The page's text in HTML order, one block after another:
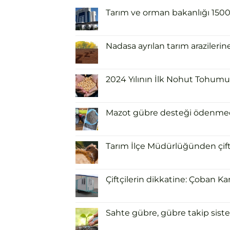
Tarım ve orman bakanlığı
Nadasa ayrılan tarım
2024 Yılının İlk Nohut
Mazot gübre desteği
Tarım İlçe Müdürlüğünden
Çiftçilerin dikkatine: Çoban
Sahte gübre, gübre takip